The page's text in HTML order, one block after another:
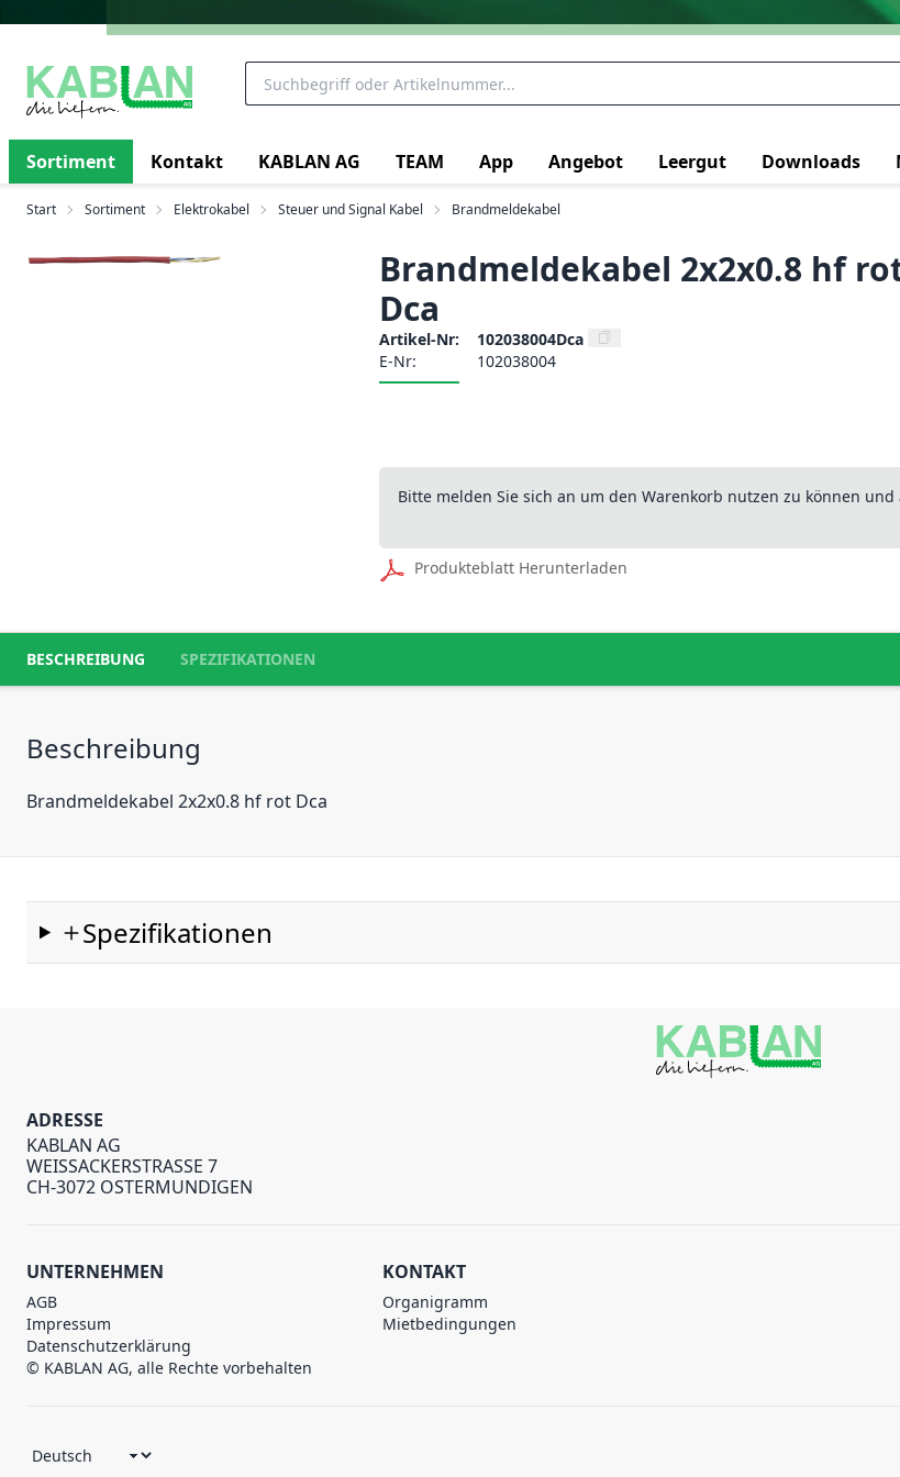
Sortiment Kontakt KABLAN AG TEAM App Angebot Leergut Downloads
Start Sortiment Elektrokabel Steuer und Signal Kabel Brandmeldekabel
Brandmeldekabel 2x2x0.8 hf
Dca
Artikel-Nr:
102038004Dca
E-Nr:
102038004
Bitte melden Sie sich an um den Warenkorb nutzen zu können
Produkteblatt Herunterladen
BESCHREIBUNG SPEZIFIKATIONEN
Beschreibung
Brandmeldekabel 2x2x0.8 hf rot Dca
Spezifikationen
ADRESSE
KABLAN AG
WEISSACKERSTRASSE 7
CH-3072 OSTERMUNDIGEN
UNTERNEHMEN
AGB
Impressum
Datenschutzerklärung
© KABLAN AG, alle Rechte vorbehalten
KONTAKT
Organigramm
Mietbedingungen